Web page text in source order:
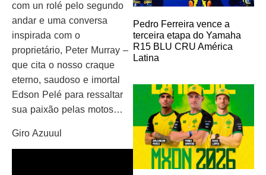
com un rolé pelo segundo
andar e uma conversa
inspirada com o
proprietário, Peter Murray –
que cita o nosso craque
eterno, saudoso e imortal
Edson Pelé para ressaltar
sua paixão pelas motos…
Giro Azuuul
Pedro Ferreira vence a
terceira etapa do Yamaha
R15 BLU CRU América
Latina